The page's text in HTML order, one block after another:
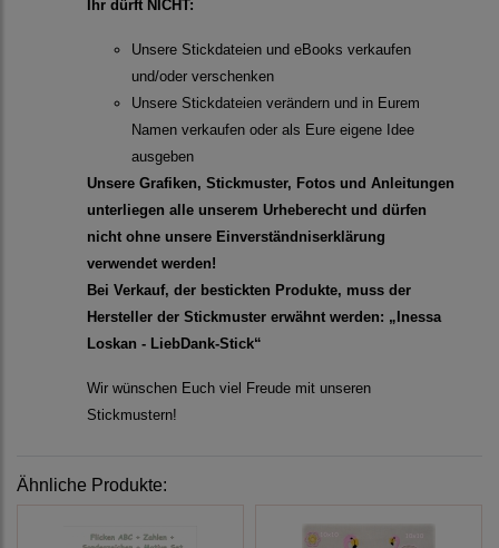
Ihr dürft NICHT:
Unsere Stickdateien und eBooks verkaufen
und/oder verschenken
Unsere Stickdateien verändern und in Eurem
Namen verkaufen oder als Eure eigene Idee
ausgeben
Unsere Grafiken, Stickmuster, Fotos und Anleitungen
unterliegen alle unserem Urheberecht und dürfen
nicht ohne unsere Einverständniserklärung
verwendet werden!
Bei Verkauf, der bestickten Produkte, muss der
Hersteller der Stickmuster erwähnt werden: „Inessa
Loskan - LiebDank-Stick“
Wir wünschen Euch viel Freude mit unseren
Stickmustern!
Ähnliche Produkte: